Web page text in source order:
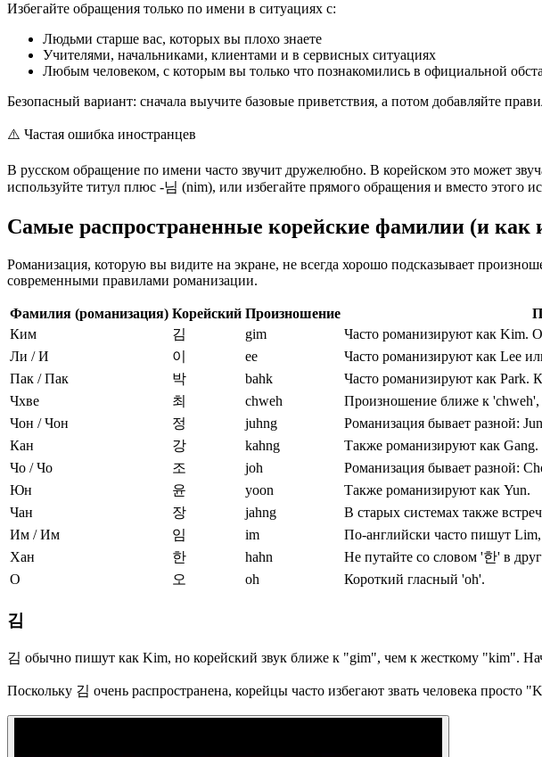
Избегайте обращения только по имени в ситуациях с:
Людьми старше вас, которых вы плохо знаете
Учителями, начальниками, клиентами и в сервисных ситуациях
Любым человеком, с которым вы только что познакомились в официальной
Безопасный вариант: сначала выучите базовые приветствия, а потом добавляйте
⚠️ Частая ошибка иностранцев
В русском обращение по имени часто звучит дружелюбно. В корейском это может
используйте титул плюс -님 (nim), или избегайте прямого обращения и вместо этого
Самые распространенные корейские фамилии (и как
Романизация, которую вы видите на экране, не всегда хорошо подсказывает
современными правилами романизации.
Фамилия (романизация) Корейский Произношение
Ким
김 gim
Часто романизируют как Kim.
Ли / И
이 ee
Часто романизируют как Lee
Пак / Пак
박 bahk
Часто романизируют как Park.
Чхве
최 chweh
Произношение ближе к 'chweh',
Чон / Чон
정 juhng
Романизация бывает разной:
Кан
강 kahng
Также романизируют как Gang.
Чо / Чо
조 joh
Романизация бывает разной:
Юн
윤 yoon
Также романизируют как Yun.
Чан
장 jahng
В старых системах также
Им / Им
임 im
По-английски часто пишут
Хан
한 hahn
Не путайте со словом '한' в
О
오 oh Короткий гласный 'oh'.
김
김 обычно пишут как Kim, но корейский звук ближе к "gim", чем к жесткому "kim".
Поскольку 김 очень распространена, корейцы часто избегают звать человека